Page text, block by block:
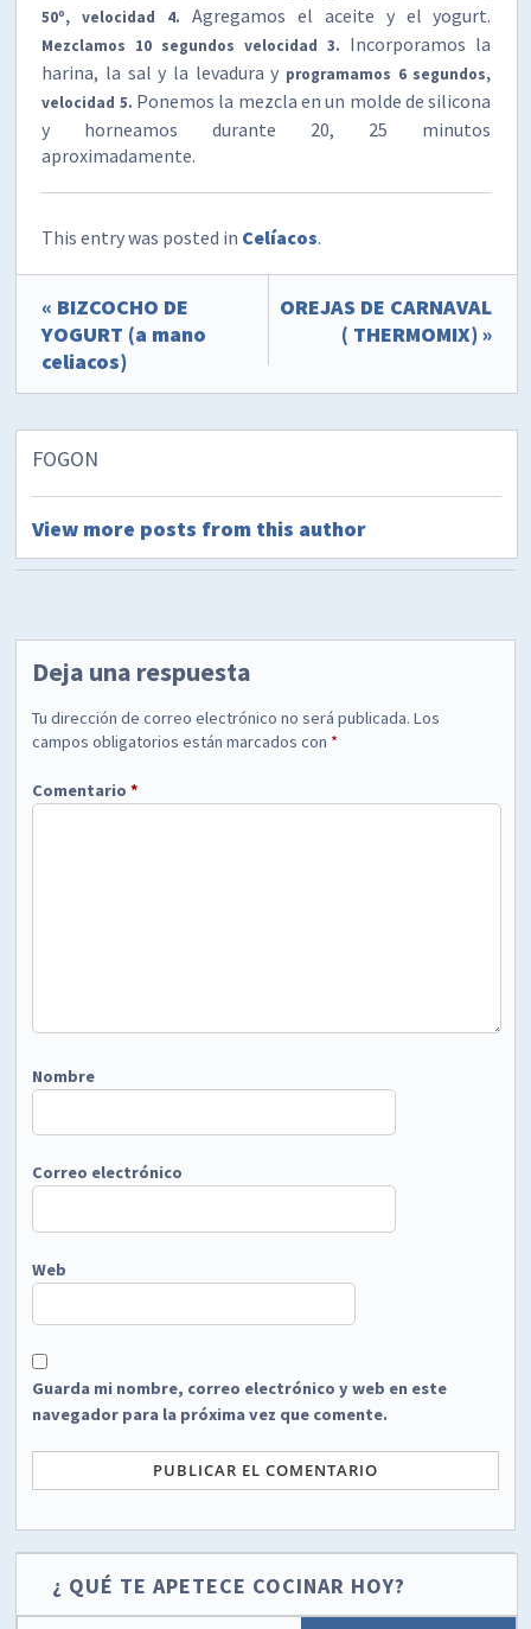
50º, velocidad 4.Agregamos el aceite y el yogurt.
Mezclamos 10 segundos velocidad 3. Incorporamos la
harina, la sal y la levadura y programamos 6 segundos,
velocidad 5. Ponemos la mezcla en un molde de silicona
y horneamos durante 20, 25 minutos
aproximadamente.
This entry was posted in Celíacos.
« BIZCOCHO DE
YOGURT (a mano
celiacos)
OREJAS DE CARNAVAL
( THERMOMIX) »
FOGON
View more posts from this author
Deja una respuesta
Tu dirección de correo electrónico no será publicada. Los
campos obligatorios están marcados con *
Comentario*
Nombre
Correo electrónico
Web
Guarda mi nombre, correo electrónico y web en este
navegador para la próxima vez que comente.
¿ QUÉ TE APETECE COCINAR HOY?